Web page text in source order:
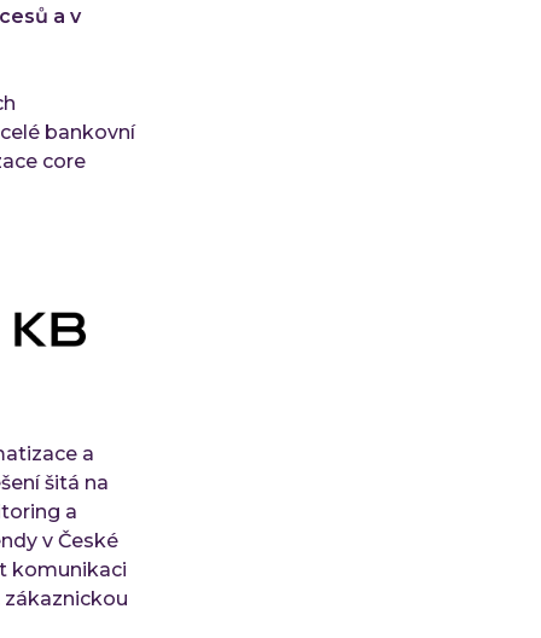
a v
bankovní
core
a
šitá na
a
v České
komunikaci